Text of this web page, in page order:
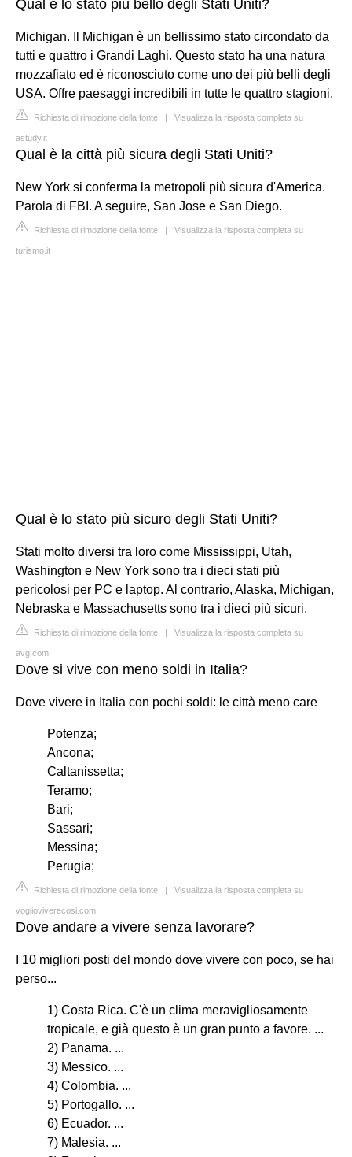
Qual è lo stato più bello degli Stati Uniti?
Michigan. Il Michigan è un bellissimo stato circondato da
tutti e quattro i Grandi Laghi. Questo stato ha una natura
mozzafiato ed è riconosciuto come uno dei più belli degli
USA. Offre paesaggi incredibili in tutte le quattro stagioni.
Richiesta di rimozione della fonte | Visualizza la risposta completa su
astudy.it
Qual è la città più sicura degli Stati Uniti?
New York si conferma la metropoli più sicura d'America.
Parola di FBI. A seguire, San Jose e San Diego.
Richiesta di rimozione della fonte | Visualizza la risposta completa su
turismo.it
Qual è lo stato più sicuro degli Stati Uniti?
Stati molto diversi tra loro come Mississippi, Utah,
Washington e New York sono tra i dieci stati più
pericolosi per PC e laptop. Al contrario, Alaska, Michigan,
Nebraska e Massachusetts sono tra i dieci più sicuri.
Richiesta di rimozione della fonte | Visualizza la risposta completa su
avg.com
Dove si vive con meno soldi in Italia?
Dove vivere in Italia con pochi soldi: le città meno care
Potenza;
Ancona;
Caltanissetta;
Teramo;
Bari;
Sassari;
Messina;
Perugia;
Richiesta di rimozione della fonte | Visualizza la risposta completa su
voglioviverecosi.com
Dove andare a vivere senza lavorare?
I 10 migliori posti del mondo dove vivere con poco, se hai
perso...
1) Costa Rica. C'è un clima meravigliosamente
tropicale, e già questo è un gran punto a favore. ...
2) Panama. ...
3) Messico. ...
4) Colombia. ...
5) Portogallo. ...
6) Ecuador. ...
7) Malesia. ...